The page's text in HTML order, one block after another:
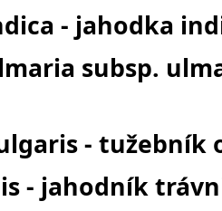
- jahodka
subsp.
- tužebník
- jahodník